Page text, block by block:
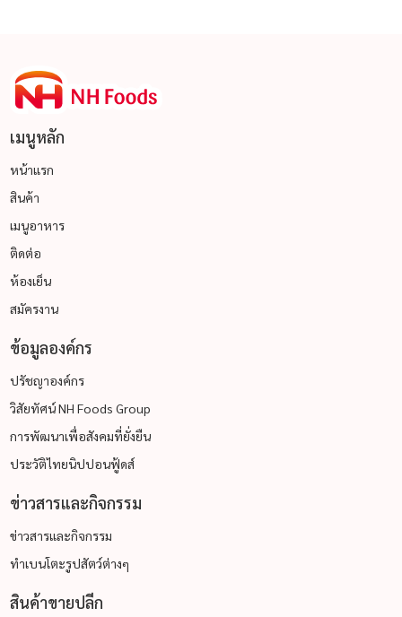
เมนูหลัก
หน้าแรก
สินค้า
เมนูอาหาร
ติดต่อ
ห้องเย็น
สมัครงาน
ข้อมูลองค์กร
ปรัชญาองค์กร
วิสัยทัศน์ NH Foods Group
การพัฒนาเพื่อสังคมที่ยั่งยืน
ประวัติไทยนิปปอนฟู้ดส์
ข่าวสารและกิจกรรม
ข่าวสารและกิจกรรม
ทำเบนโตะรูปสัตว์ต่างๆ
สินค้าขายปลีก